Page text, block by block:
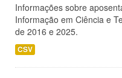
Informações sobre
Informação em Ciência e
de 2016 e 2025.
CSV